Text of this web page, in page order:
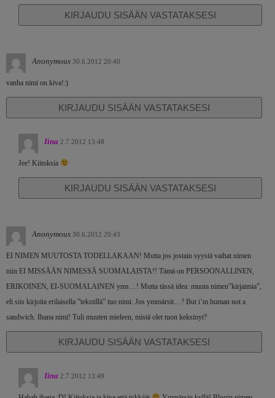
KIRJAUDU SISÄÄN VASTATAKSESI
Anonymous 30.6.2012 20:40
vanha nimi on kiva!:)
KIRJAUDU SISÄÄN VASTATAKSESI
Iina 2.7.2012 13:48
Jee! Kiitoksia
KIRJAUDU SISÄÄN VASTATAKSESI
Anonymous 30.6.2012 20:43
EI NIMEN MUUTOSTA TODELLAKAAN! Mutta jos jostain syystä vaihat nimen
niin EI MISSÄÄN NIMESSÄ SUOMALAISTA!! Tämä on PERSOONALLINEN,
ERIKOINEN, EI-SUOMALAINEN yms…! Mutta tässä idea: muuta nimen”kirjaimia”,
eli siis kirjoita erilaisella ”tekstillä” tuo nimi. Jos ymmärsit…? But i’m human not a
sandwich. Ihana nimi! Tuli muuten mieleen, mistä olet tuon keksinyt?
KIRJAUDU SISÄÄN VASTATAKSESI
Iina 2.7.2012 13:49